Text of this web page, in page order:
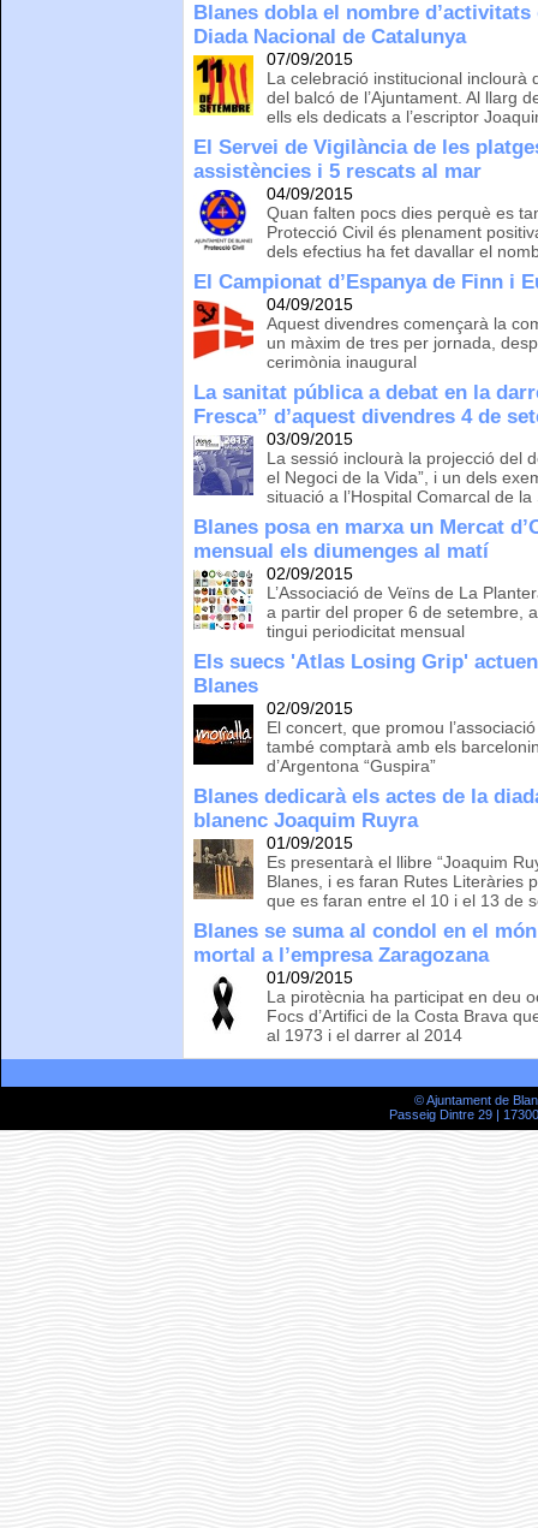
Blanes dobla el nombre
Diada Nacional de Catalunya
07/09/2015
La celebració institucional inclourà
del balcó de l’Ajuntament. Al llarg
ells els dedicats a l’escriptor
El Servei de Vigilància de les
assistències i 5 rescats al mar
04/09/2015
Quan falten pocs dies perquè es
Protecció Civil és plenament
dels efectius ha fet davallar el
El Campionat d’Espanya de Finn i
04/09/2015
Aquest divendres començarà la
un màxim de tres per jornada,
cerimònia inaugural
La sanitat pública a debat en la
Fresca” d’aquest divendres 4 de
03/09/2015
La sessió inclourà la projecció del
el Negoci de la Vida”, i un dels
situació a l’Hospital Comarcal de la
Blanes posa en marxa un Mercat
mensual els diumenges al matí
02/09/2015
L’Associació de Veïns de La
a partir del proper 6 de setembre,
tingui periodicitat mensual
Els suecs 'Atlas Losing Grip'
Blanes
02/09/2015
El concert, que promou
també comptarà amb els
d’Argentona “Guspira”
Blanes dedicarà els actes de la
blanenc Joaquim Ruyra
01/09/2015
Es presentarà el llibre “Joaquim
Blanes, i es faran Rutes Literàries
que es faran entre el 10 i el 13 de
Blanes se suma al condol en el
mortal a l’empresa Zaragozana
01/09/2015
La pirotècnia ha participat en deu
Focs d’Artifici de la Costa Brava
al 1973 i el darrer al 2014
© Ajuntament de
Passeig Dintre 29 |